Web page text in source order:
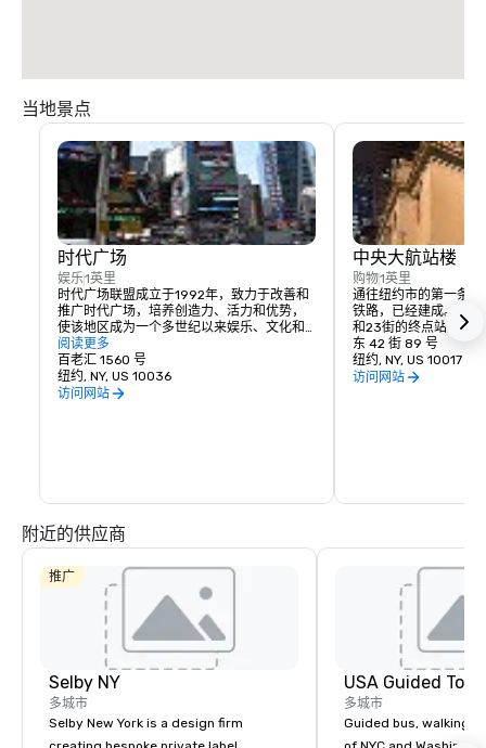
当地景点
时代广场
娱乐1英里
时代广场联盟成立于1992年，致力于改善和
推广时代广场，培养创造力、活力和优势，
使该地区成为一个多世纪以来娱乐、文化和
城市生活的标志。
阅读更多
百老汇 1560 号
纽约, NY, US 10036
访问网站
中央大航站楼
购物1英里
通往纽约市的第一条
铁路，已经建成。次
和23街的终点站提供
东 42 街 89 号
纽约, NY, US 10017
访问网站
附近的供应商
推广
Selby NY
多城市
Selby New York is a design firm
USA Guided
多城市
Guided bus, walking,